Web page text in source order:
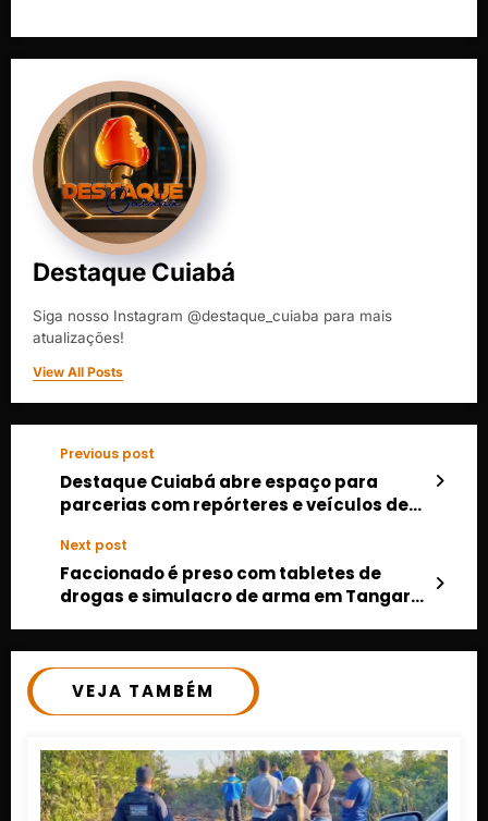
Destaque Cuiabá
Siga nosso Instagram @destaque_cuiaba para mais
atualizações!
View All Posts
Previous post
Destaque Cuiabá abre espaço para
parcerias com repórteres e veículos de
Next post
Faccionado é preso com tabletes de
drogas e simulacro de arma em Tangará
VEJA TAMBÉM